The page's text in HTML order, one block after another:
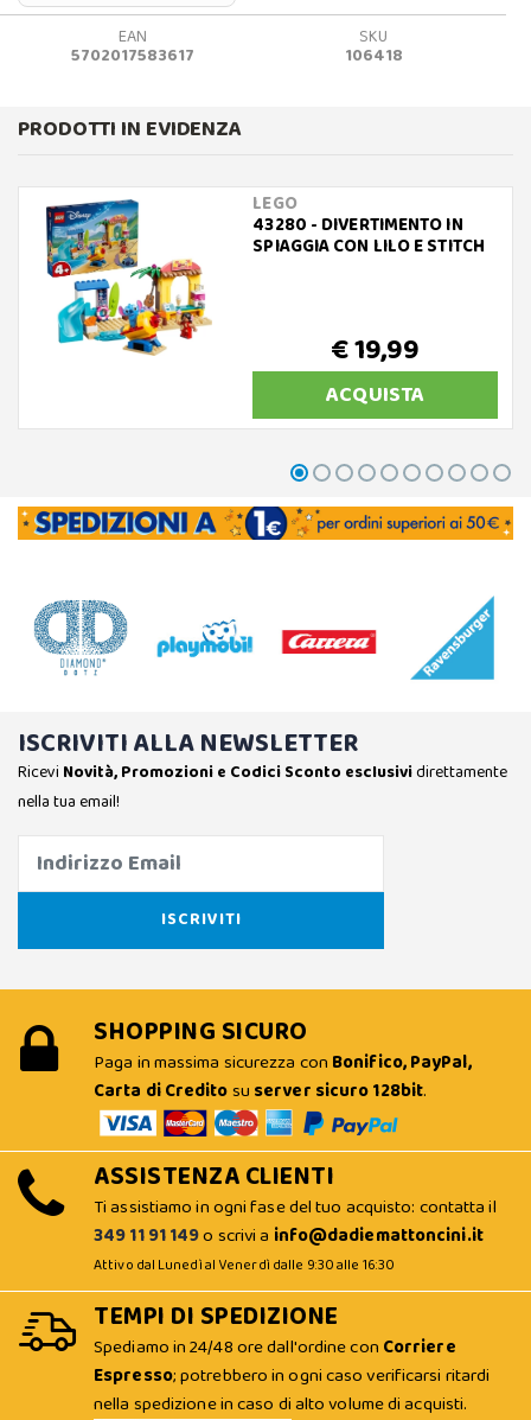
EAN
5702017583617
SKU
106418
PRODOTTI IN EVIDENZA
LEGO
43280 - DIVERTIMENTO IN
SPIAGGIA CON LILO E STITCH
€ 19,99
ACQUISTA
ISCRIVITI ALLA NEWSLETTER
Ricevi Novità, Promozioni e Codici Sconto esclusividirettamente
nella tua email!
SHOPPING SICURO
Paga in massima sicurezza con Bonifico, PayPal,
Carta di Creditosu server sicuro 128bit.
ASSISTENZA CLIENTI
Ti assistiamo in ogni fase del tuo acquisto: contatta il
349 11 91 149o scrivi a info@dadiemattoncini.it
Attivo dal Lunedì al Venerdì dalle 9:30 alle 16:30
TEMPI DI SPEDIZIONE
Spediamo in 24/48 ore dall'ordine con Corriere
Espresso; potrebbero in ogni caso verificarsi ritardi
nella spedizione in caso di alto volume di acquisti.